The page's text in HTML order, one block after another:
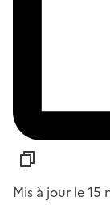
Mis à jour le 15